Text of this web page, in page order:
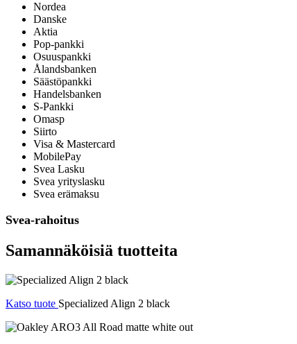
Nordea
Danske
Aktia
Pop-pankki
Osuuspankki
Ålandsbanken
Säästöpankki
Handelsbanken
S-Pankki
Omasp
Siirto
Visa & Mastercard
MobilePay
Svea Lasku
Svea yrityslasku
Svea erämaksu
Svea-rahoitus
Samannäköisiä tuotteita
Katso tuote Specialized Align 2 black